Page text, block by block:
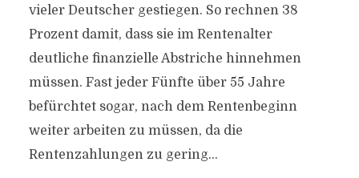
vieler Deutscher gestiegen. So rechnen 38
Prozent damit, dass sie im Rentenalter
deutliche finanzielle Abstriche hinnehmen
müssen. Fast jeder Fünfte über 55 Jahre
befürchtet sogar, nach dem Rentenbeginn
weiter arbeiten zu müssen, da die
Rentenzahlungen zu gering...